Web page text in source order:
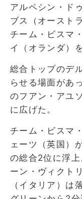
アルペシン・ド
ブス（オースト
チーム・ビスマ
イ（オランダ）
総合トップのデ
らせる場面があ
のフアン・アユ
に広げた。
チーム・ビスマ
ェーツ（英国）
の総合2位に浮
ーン・ヴィクト
（イタリア）は